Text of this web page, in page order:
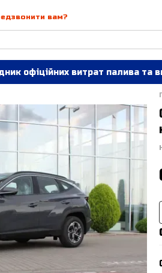
вам?
офіційних витрат палива та